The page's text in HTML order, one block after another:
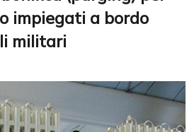
impiegati a bordo
militari